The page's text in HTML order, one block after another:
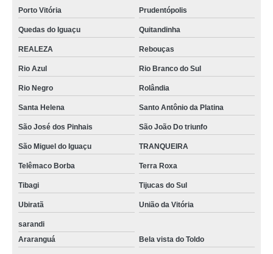
Porto Vitória Prudentópolis
Quedas do Iguaçu Quitandinha
REALEZA Rebouças
Rio Azul Rio Branco do Sul
Rio Negro Rolândia
Santa Helena Santo Antônio da Platina
São José dos Pinhais São João Do triunfo
São Miguel do Iguaçu TRANQUEIRA
Telêmaco Borba Terra Roxa
Tibagi Tijucas do Sul
Ubiratã União da Vitória
sarandi
Araranguá
Bela vista do Toldo